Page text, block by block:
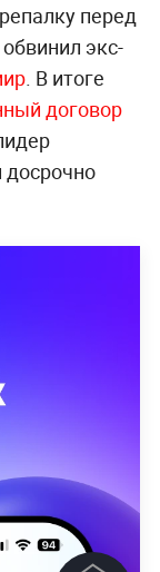
перед
экс-
. В итоге
договор